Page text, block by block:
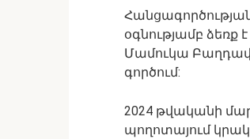
օգնությամբ
Մամուկա
գործում:
2024 թվականի
պողոտայում